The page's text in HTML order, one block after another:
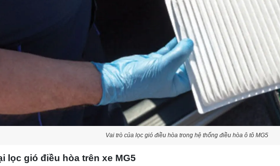
Vai trò của lọc gió điều hòa trong hệ thống điều hòa ô tô MG5
lọc gió điều hòa trên xe MG5